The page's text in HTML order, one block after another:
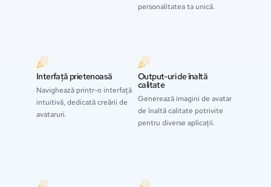
personalitatea ta unică.
Interfață prietenoasă
Navighează printr-o interfață
intuitivă, dedicată creării de
avataruri.
Output-uri de înaltă
calitate
Generează imagini de avatar
de înaltă calitate potrivite
pentru diverse aplicații.